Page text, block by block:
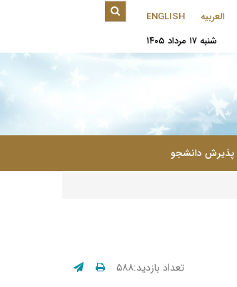
العربیه
ENGLISH
شنبه ۱۷ مرداد ۱۴۰۵
پذیرش دانشجو
تعداد بازدید:۵۸۸